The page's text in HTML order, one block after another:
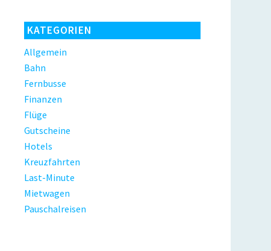
KATEGORIEN
Allgemein
Bahn
Fernbusse
Finanzen
Flüge
Gutscheine
Hotels
Kreuzfahrten
Last-Minute
Mietwagen
Pauschalreisen